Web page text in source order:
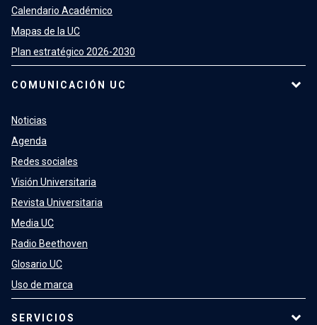
Calendario Académico
Mapas de la UC
Plan estratégico 2026-2030
COMUNICACIÓN UC
Noticias
Agenda
Redes sociales
Visión Universitaria
Revista Universitaria
Media UC
Radio Beethoven
Glosario UC
Uso de marca
SERVICIOS